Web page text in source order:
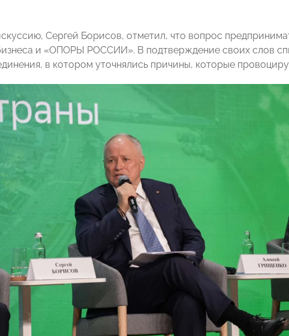
Сергей Борисов, отметил, что вопрос
и «ОПОРЫ РОССИИ». В подтверждение своих слов
в котором уточнялись причины, которые